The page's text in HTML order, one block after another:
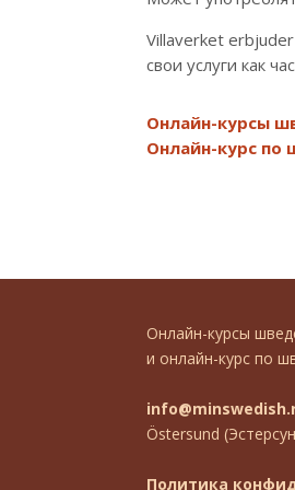
Villaverket
свои услуги как
Онлайн-курсы
Онлайн-курс по
Онлайн-курсы
и онлайн-курс по
Östersund
Политика